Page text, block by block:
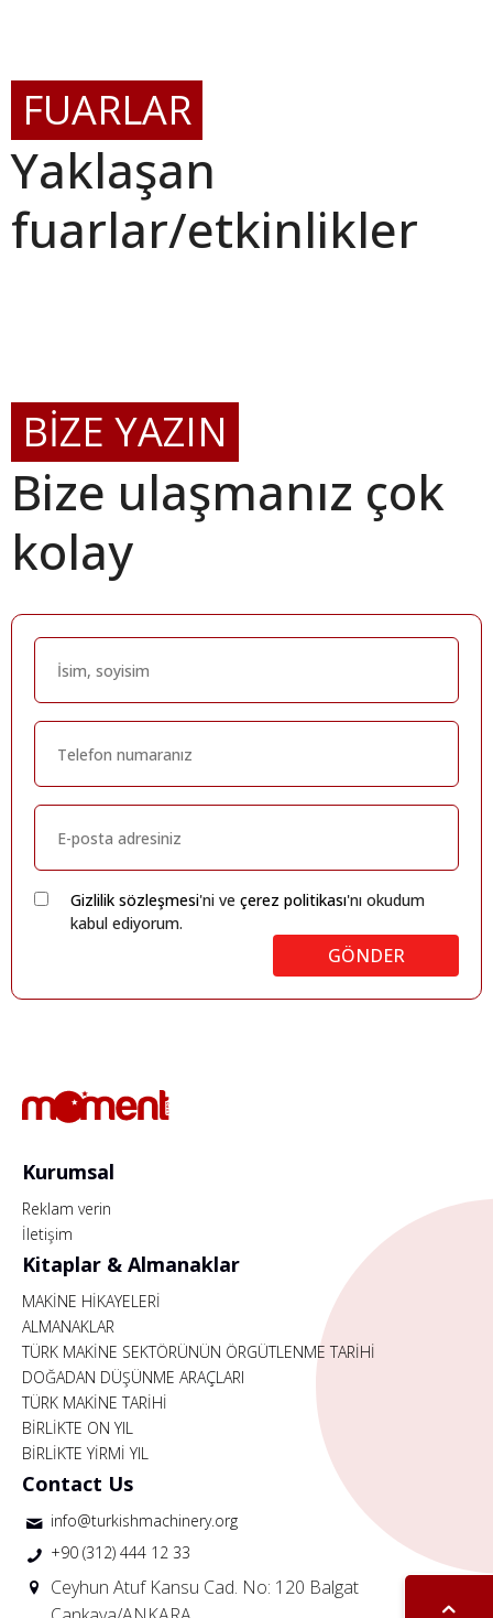
FUARLAR
Yaklaşan
fuarlar/etkinlikler
BİZE YAZIN
Bize ulaşmanız çok
kolay
Gizlilik sözleşmesi'ni ve çerez politikası'nı okudum
kabul ediyorum.
GÖNDER
Kurumsal
Reklam verin
İletişim
Kitaplar & Almanaklar
MAKİNE HİKAYELERİ
ALMANAKLAR
TÜRK MAKİNE SEKTÖRÜNÜN ÖRGÜTLENME TARİHİ
DOĞADAN DÜŞÜNME ARAÇLARI
TÜRK MAKİNE TARİHİ
BİRLİKTE ON YIL
BİRLİKTE YİRMİ YIL
Contact Us
info@turkishmachinery.org
+90 (312) 444 12 33
Ceyhun Atuf Kansu Cad. No: 120 Balgat